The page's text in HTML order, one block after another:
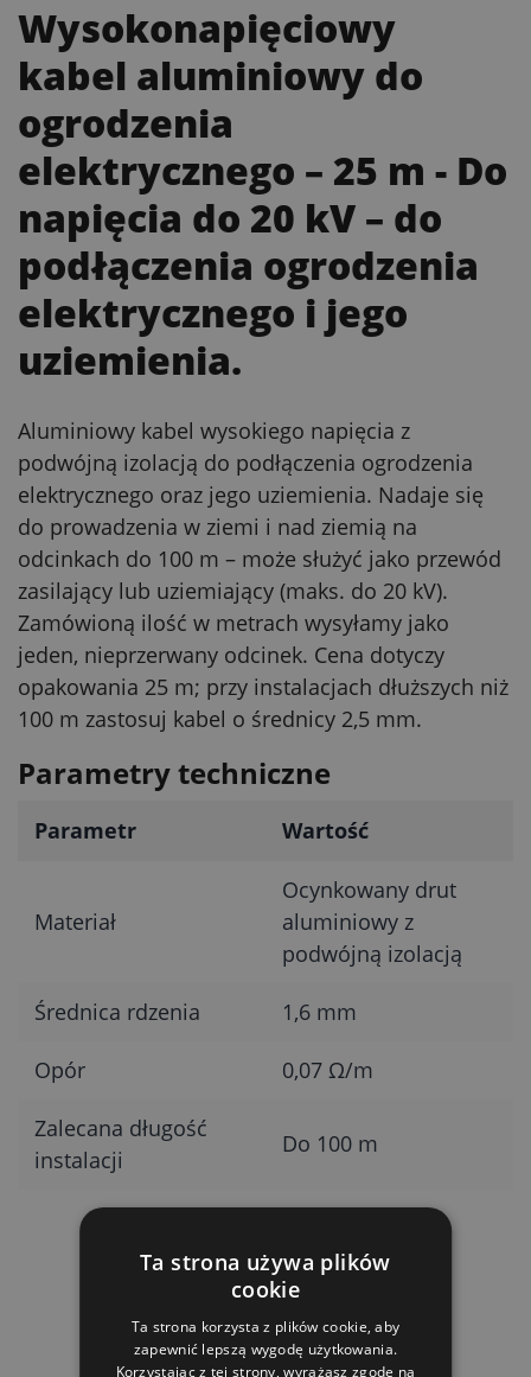
Wysokonapięciowy
kabel aluminiowy do
ogrodzenia
elektrycznego – 25 m - Do
napięcia do 20 kV – do
podłączenia ogrodzenia
elektrycznego i jego
uziemienia.
Aluminiowy kabel wysokiego napięcia z
podwójną izolacją do podłączenia ogrodzenia
elektrycznego oraz jego uziemienia. Nadaje się
do prowadzenia w ziemi i nad ziemią na
odcinkach do 100 m – może służyć jako przewód
zasilający lub uziemiający (maks. do 20 kV).
Zamówioną ilość w metrach wysyłamy jako
jeden, nieprzerwany odcinek. Cena dotyczy
opakowania 25 m; przy instalacjach dłuższych niż
100 m zastosuj kabel o średnicy 2,5 mm.
Parametry techniczne
Parametr Wartość
Materiał
Ocynkowany drut
aluminiowy z
podwójną izolacją
Średnica rdzenia 1,6 mm
Opór 0,07 Ω/m
Zalecana długość
instalacji
Do 100 m
PRODUKTY POWIĄZANE
Ta strona używa plików
cookie
Ta strona korzysta z plików cookie, aby
zapewnić lepszą wygodę użytkowania.
Korzystając z tej strony, wyrażasz zgodę na